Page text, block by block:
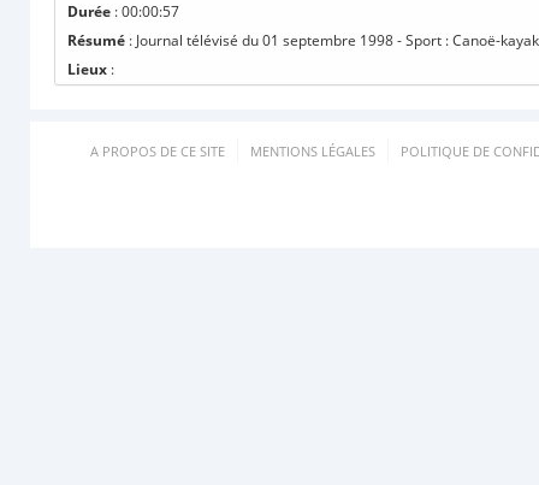
Durée : 00:00:57
Résumé : Journal télévisé du 01 septembre 1998 - Sport : Canoë-
Lieux :
A PROPOS DE CE SITE MENTIONS LÉGALES POLITIQUE DE